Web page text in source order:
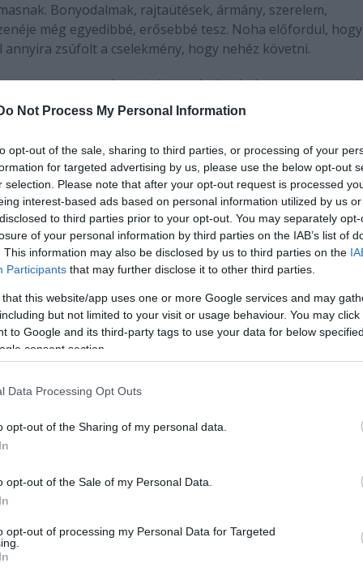
Not Process My Personal Information
opt-out of the sale, sharing to third parties, or processing of your
for targeted advertising by us, please use the below opt-out
selection. Please note that after your opt-out request is processed
interest-based ads based on personal information utilized by us
to third parties prior to your opt-out. You may separately
of your personal information by third parties on the IAB’s list of
This information may also be disclosed by us to third parties on the
Participants that may further disclose it to other third parties.
that this website/app uses one or more Google services and may
but not limited to your visit or usage behaviour. You may
to Google and its third-party tags to use your data for below
consent section.
Data Processing Opt Outs
opt-out of the Sharing of my personal data.
opt-out of the Sale of my Personal Data.
opt-out of processing my Personal Data for Targeted
Bonyodalmak, rajtaütések, ármány, szerelem,
még egyedibbé, erősebbé tesz. Noha előfordul,
zsúfolt a cselekmény, hogy nehéz követni.
Figaro szerepé Molnár Zsolt énekelte. Nagyon
használja úgy, hogy tökéletes legyen. Voltak
Színészi játéka pedig nem mutat túl nagy
láttam azt, hogy mindent beleadva játszana.
Remekül megformálta a gróf szerepét és
hallottam. Igazán rutinos Mozart és az
Anikó lépett színpadra. Az első
lehetett tapasztalni nála.
előfordult vele, hogy ismét elbizonytalanodik.
viszont hagynak kivetnivalót maga
fog menni. (Igen nehéz szerep, tökéletes
Simon Krisztina viszont elég gyenge
jó volt, de utána számomra nem
jutalmazták. Mitilineou Cleo Susanna-ja
Valószínűnek tartom, hogy ha álmában felkeltik
a szerep, nagyszerű Susanna. Lukács Éva mint
illik Mozart operába. Ezt senki nem vette észre?
- hősnő kelt volna életre a színpadon. Az is
majd következett Susanna.
teljes pompában tündököljön. Mivel a
meglehetősen letompítják a zenét. És ha már
kíváncsi volnék, hogy a csembaló merre járt